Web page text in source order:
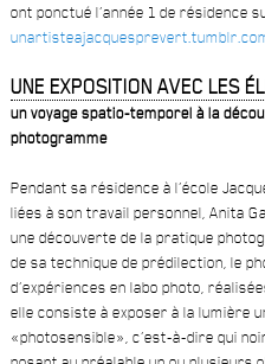
ont ponctué l’année 1 de résidence
UNE EXPOSITION AVEC LES
un voyage spatio-temporel à la
photogramme
Pendant sa résidence à l’école
liées à son travail personnel, Anita
une découverte de la pratique
de sa technique de prédilection, le
d’expériences en labo photo,
elle consiste à exposer à la lumière
«photosensible», c’est-à-dire qui